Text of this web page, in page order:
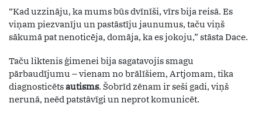
“Kad uzzināju, ka mums būs dvīnīši, vīrs bija reisā. Es
viņam piezvanīju un pastāstīju jaunumus, taču viņš
sākumā pat nenoticēja, domāja, ka es jokoju,” stāsta Dace.
Taču liktenis ģimenei bija sagatavojis smagu
pārbaudījumu – vienam no brālīšiem, Artjomam, tika
diagnosticētsautisms. Šobrīd zēnam ir seši gadi, viņš
nerunā, neēd patstāvīgi un neprot komunicēt.